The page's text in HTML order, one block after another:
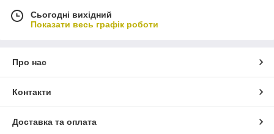
Сьогодні вихідний
Показати весь графік роботи
Про нас
Контакти
Доставка та оплата